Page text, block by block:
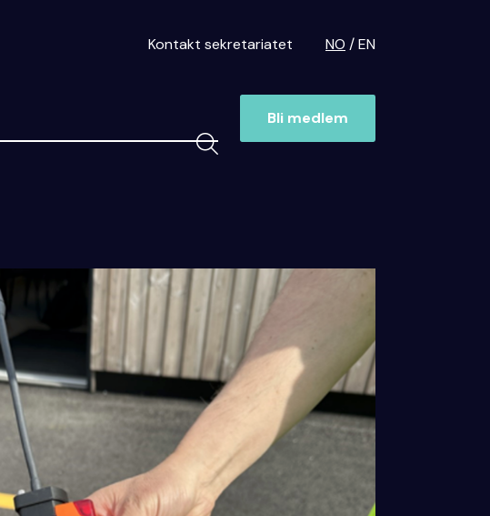
Kontakt sekretariatet NO EN
Bli medlem